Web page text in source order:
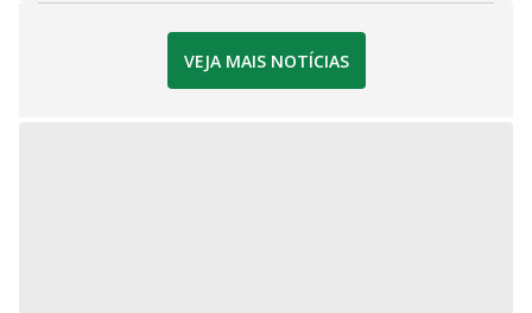
VEJA MAIS NOTÍCIAS